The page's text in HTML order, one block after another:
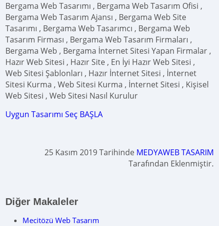
Bergama Web Tasarımı , Bergama Web Tasarım Ofisi ,
Bergama Web Tasarım Ajansı , Bergama Web Site
Tasarımı , Bergama Web Tasarımcı , Bergama Web
Tasarım Firması , Bergama Web Tasarım Firmaları ,
Bergama Web , Bergama İnternet Sitesi Yapan Firmalar ,
Hazır Web Sitesi , Hazır Site , En İyi Hazır Web Sitesi ,
Web Sitesi Şablonları , Hazır İnternet Sitesi , İnternet
Sitesi Kurma , Web Sitesi Kurma , İnternet Sitesi , Kişisel
Web Sitesi , Web Sitesi Nasıl Kurulur
Uygun Tasarımı Seç BAŞLA
25 Kasım 2019 Tarihinde MEDYAWEB TASARIM
Tarafından Eklenmiştir.
Diğer Makaleler
Mecitözü Web Tasarım